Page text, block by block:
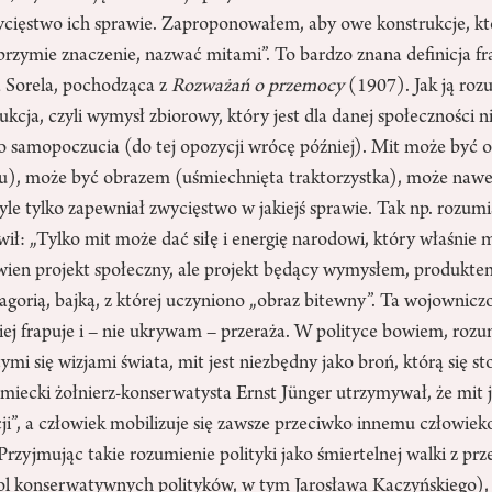
ich sprawie. Zaproponowałem, aby owe konstrukcje,
znaczenie, nazwać mitami”. To bardzo znana definicja
Sorela, pochodząca zRozważań o przemocy(1907). Jak ją
czyli wymysł zbiorowy, który jest dla danej społeczności
samopoczucia (do tej opozycji wrócę później). Mit może być
może być obrazem (uśmiechnięta traktorzystka), może
tylko zapewniał zwycięstwo w jakiejś sprawie. Tak np.
„Tylko mit może dać siłę i energię narodowi, który właśnie
projekt społeczny, ale projekt będący wymysłem,
bajką, z której uczyniono „obraz bitewny”. Ta
frapuje i – nie ukrywam – przeraża. W polityce bowiem,
się wizjami świata, mit jest niezbędny jako broń, którą się
żołnierz-konserwatysta Ernst Jünger utrzymywał, że mit
a człowiek mobilizuje się zawsze przeciwko innemu
takie rozumienie polityki jako śmiertelnej walki z
konserwatywnych polityków, w tym Jarosława